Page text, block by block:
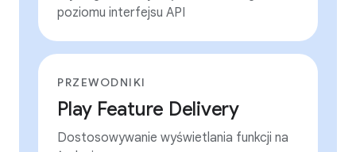
poziomu interfejsu API
PRZEWODNIKI
Play Feature Delivery
Dostosowywanie wyświetlania funkcji na